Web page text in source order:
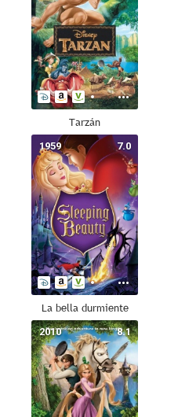
Tarzán
7.0
1959
La bella durmiente
8.1
2010